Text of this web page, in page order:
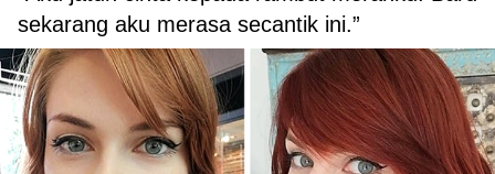
sekarang aku merasa secantik ini.”